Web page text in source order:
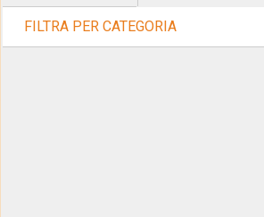
FILTRA PER CATEGORIA